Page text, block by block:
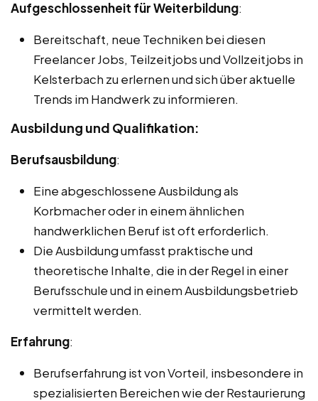
Aufgeschlossenheit für Weiterbildung:
Bereitschaft, neue Techniken bei diesen
Freelancer Jobs, Teilzeitjobs und Vollzeitjobs in
Kelsterbach zu erlernen und sich über aktuelle
Trends im Handwerk zu informieren.
Ausbildung und Qualifikation:
Berufsausbildung:
Eine abgeschlossene Ausbildung als
Korbmacher oder in einem ähnlichen
handwerklichen Beruf ist oft erforderlich.
Die Ausbildung umfasst praktische und
theoretische Inhalte, die in der Regel in einer
Berufsschule und in einem Ausbildungsbetrieb
vermittelt werden.
Erfahrung:
Berufserfahrung ist von Vorteil, insbesondere in
spezialisierten Bereichen wie der Restaurierung